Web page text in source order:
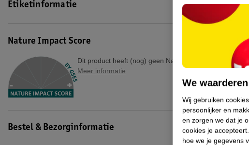
Etiketinformatie
Nature Impact Score
Dit product heeft (nog) geen Nature Impact Score.
Meer informatie
Bestel & Bezorginformatie
We
Wij gebruiken
persoonlijker en
en zorgen we dat je
cookies je accepteert.
hoe we je gegevens